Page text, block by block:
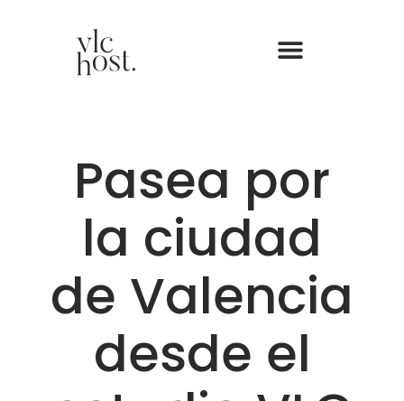
Pasea por
la ciudad
de Valencia
desde el